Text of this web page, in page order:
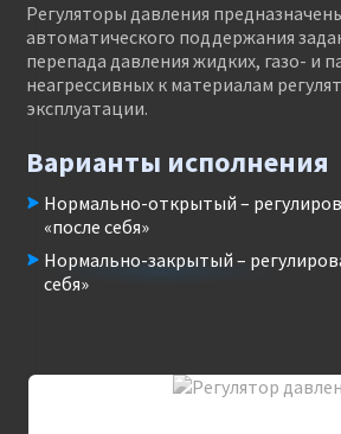
Регуляторы давления
автоматического поддержания
перепада давления жидких, газо- и
неагрессивных к материалам
эксплуатации.
Варианты исполнения
Нормально-открытый –
«после себя»
Нормально-закрытый –
себя»